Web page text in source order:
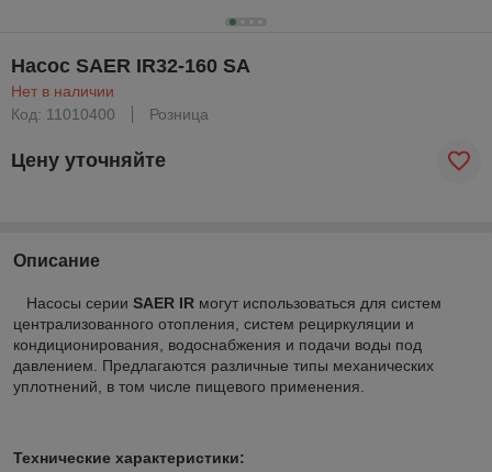
Насос SAER IR32-160 SA
Нет в наличии
Код: 11010400
Розница
Цену уточняйте
Описание
Насосы серии SAER IR могут использоваться для систем
централизованного отопления, систем рециркуляции и
кондиционирования, водоснабжения и подачи воды под
давлением. Предлагаются различные типы механических
уплотнений, в том числе пищевого применения.
Технические характеристики: